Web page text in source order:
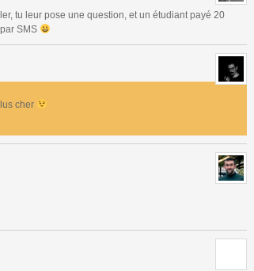
tu leur pose une question, et un étudiant payé 20
SMS
cher